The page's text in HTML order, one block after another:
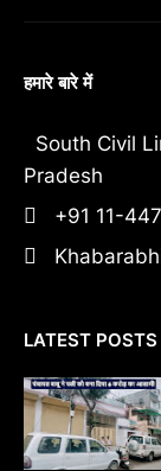
हमारे बारे में
South Civil
Pradesh
+91 11-
LATEST POSTS